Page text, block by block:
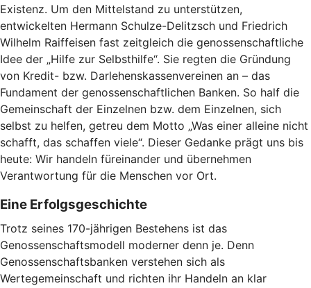
Existenz. Um den Mittelstand zu unterstützen,
entwickelten Hermann Schulze-Delitzsch und Friedrich
Wilhelm Raiffeisen fast zeitgleich die genossenschaftliche
Idee der „Hilfe zur Selbsthilfe“. Sie regten die Gründung
von Kredit- bzw. Darlehenskassenvereinen an – das
Fundament der genossenschaftlichen Banken. So half die
Gemeinschaft der Einzelnen bzw. dem Einzelnen, sich
selbst zu helfen, getreu dem Motto „Was einer alleine nicht
schafft, das schaffen viele“. Dieser Gedanke prägt uns bis
heute: Wir handeln füreinander und übernehmen
Verantwortung für die Menschen vor Ort.
Eine Erfolgsgeschichte
Trotz seines 170-jährigen Bestehens ist das
Genossenschaftsmodell moderner denn je. Denn
Genossenschaftsbanken verstehen sich als
Wertegemeinschaft und richten ihr Handeln an klar